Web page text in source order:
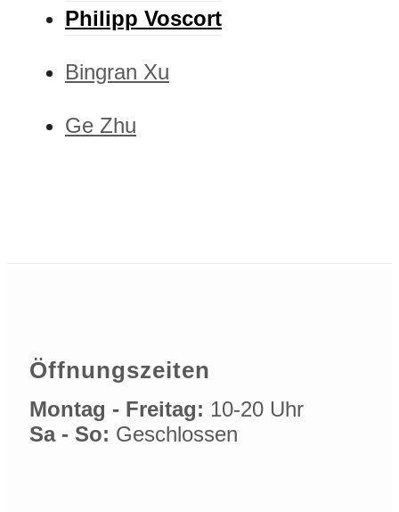
Philipp Voscort
Bingran Xu
Ge Zhu
Öffnungszeiten
Montag - Freitag: 10-20 Uhr
Sa - So: Geschlossen